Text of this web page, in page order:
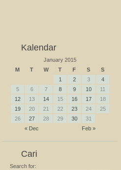
Kalendar
January 2015
M
T W T F S S
« Dec Feb »
1 2 3
4
5
6 7 8 9 10
11
12
13 14 15 16 17
18
19
20 21 22 23 24
25
26
27 28 29 30 31
Cari
Search for: